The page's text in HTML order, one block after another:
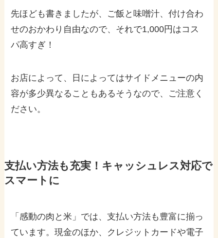
先ほども書きましたが、ご飯と味噌汁、付け合わ
せのおかわり自由なので、それで1,000円はコス
パ高すぎ！
お店によって、日によってはサイドメニューの内
容が多少異なることもあるそうなので、ご注意く
ださい。
支払い方法も充実！キャッシュレス対応で
スマートに
「感動の肉と米」では、支払い方法も豊富に揃っ
ています。現金のほか、クレジットカードや電子